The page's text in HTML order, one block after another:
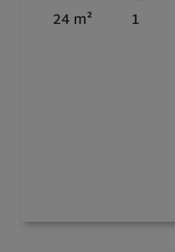
24 m² 1